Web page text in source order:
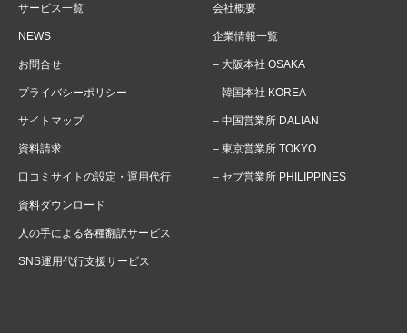
サービス一覧
NEWS
お問合せ
プライバシーポリシー
サイトマップ
資料請求
口コミサイトの設定・運用代行
資料ダウンロード
人の手による各種翻訳サービス
SNS運用代行支援サービス
会社概要
企業情報一覧
– 大阪本社 OSAKA
– 韓国本社 KOREA
– 中国営業所 DALIAN
– 東京営業所 TOKYO
– セブ営業所 PHILIPPINES